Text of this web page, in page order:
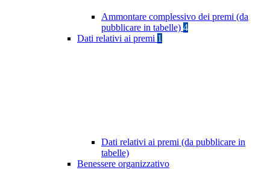
Ammontare complessivo dei premi (da
pubblicare in tabelle) 4
Dati relativi ai premi 1
Dati relativi ai premi (da pubblicare in
tabelle)
Benessere organizzativo